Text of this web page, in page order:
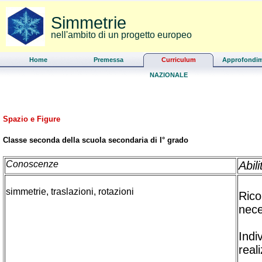
Simmetrie
nell'ambito di un progetto europeo
Home Premessa Curriculum
NAZIONALE
Spazio e Figure
Classe seconda della scuola secondaria di I° grado
Conoscenze
simmetrie, traslazioni, rotazioni